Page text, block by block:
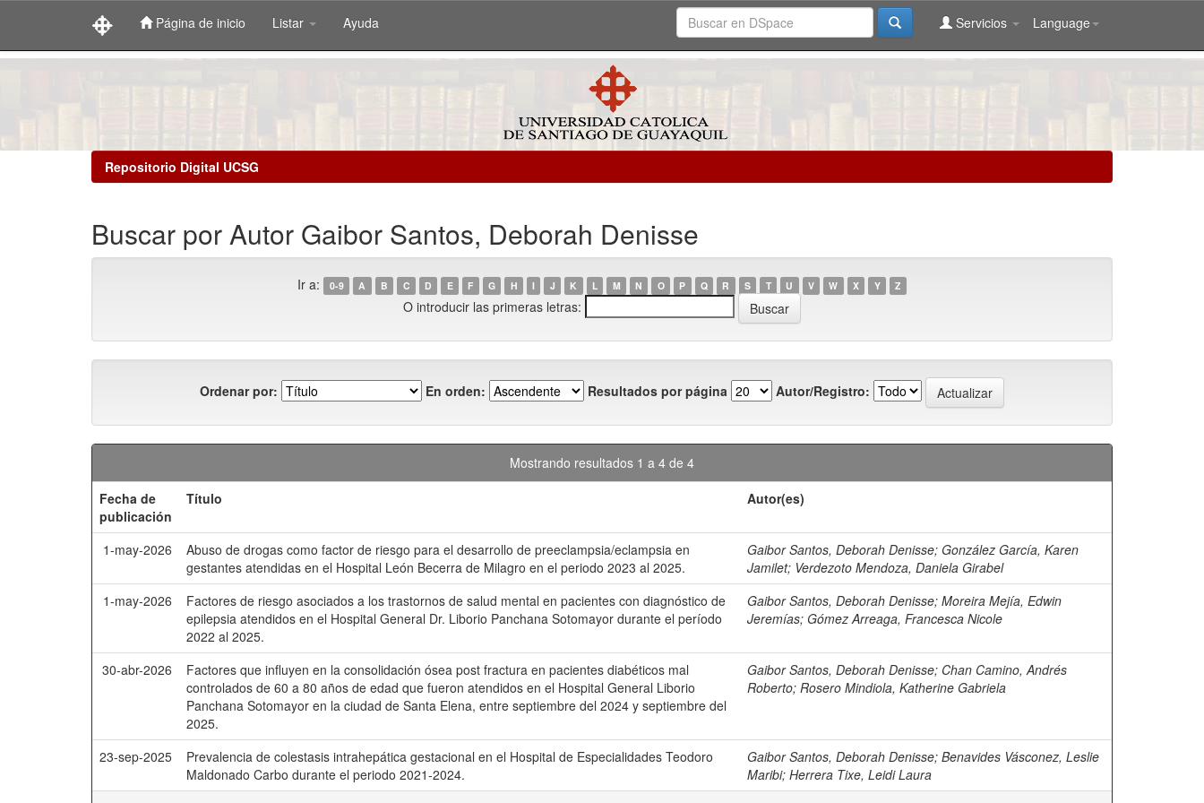
Página de inicio Listar Ayuda Language
Servicios
Repositorio Digital UCSG
Buscar por Autor Gaibor Santos, Deborah Denisse
Ir a: 0-9 A B C D E F G H I J K L M N O P Q R S T U V W X Y Z
O introducir las primeras letras:
Ordenar por: En orden: Resultados por página Autor/Registro:
Mostrando resultados 1 a 4 de 4
Fecha de
publicación
Título Autor(es)
1-may-2026
Abuso de drogas como factor de riesgo para el desarrollo de preeclampsia/eclampsia en
gestantes atendidas en el Hospital León Becerra de Milagro en el periodo 2023 al 2025.
Gaibor Santos, Deborah Denisse; González García, Karen
Jamilet; Verdezoto Mendoza, Daniela Girabel
1-may-2026
Factores de riesgo asociados a los trastornos de salud mental en pacientes con diagnóstico de
epilepsia atendidos en el Hospital General Dr. Liborio Panchana Sotomayor durante el período
2022 al 2025.
Gaibor Santos, Deborah Denisse; Moreira Mejía, Edwin
Jeremías; Gómez Arreaga, Francesca Nicole
30-abr-2026
Factores que influyen en la consolidación ósea post fractura en pacientes diabéticos mal
controlados de 60 a 80 años de edad que fueron atendidos en el Hospital General Liborio
Panchana Sotomayor en la ciudad de Santa Elena, entre septiembre del 2024 y septiembre del
2025.
Gaibor Santos, Deborah Denisse; Chan Camino, Andrés
Roberto; Rosero Mindiola, Katherine Gabriela
23-sep-2025
Prevalencia de colestasis intrahepática gestacional en el Hospital de Especialidades Teodoro
Maldonado Carbo durante el periodo 2021-2024.
Gaibor Santos, Deborah Denisse; Benavides Vásconez, Leslie
Maribi; Herrera Tixe, Leidi Laura